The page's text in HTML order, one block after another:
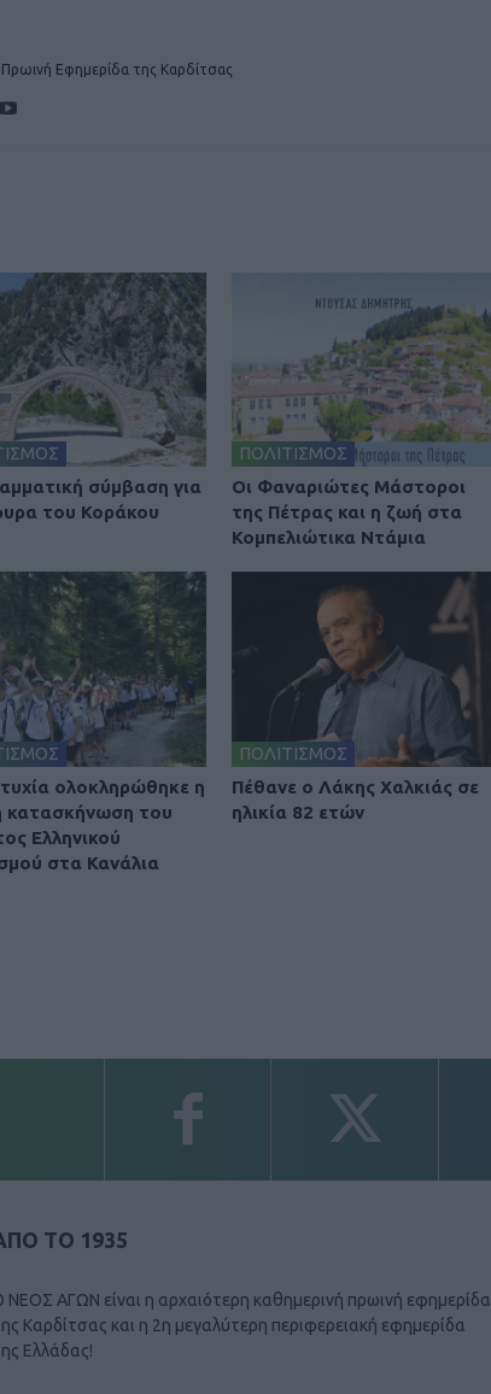
Εφημερίδα της Καρδίτσας
σύμβαση για
του Κοράκου
ΠΟΛΙΤΙΣΜΟΣ
Οι Φαναριώτες Μάστοροι
της Πέτρας και η ζωή στα
Κομπελιώτικα Ντάμια
ολοκληρώθηκε η
κατασκήνωση του
Ελληνικού
στα Κανάλια
ΠΟΛΙΤΙΣΜΟΣ
Πέθανε ο Λάκης Χαλκιάς σε
ηλικία 82 ετών
ΤΟ 1935
ΝΕΟΣ ΑΓΩΝ είναι η αρχαιότερη καθημερινή πρωινή εφημερίδα
Καρδίτσας και η 2η μεγαλύτερη περιφερειακή εφημερίδα
Ελλάδας!